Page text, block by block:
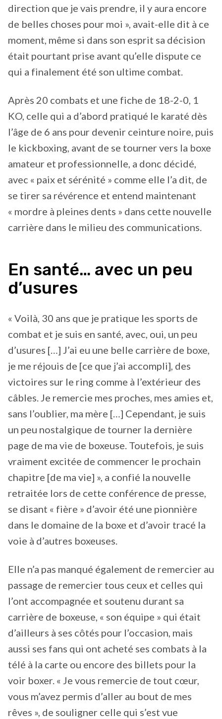
direction que je vais prendre, il y aura encore
de belles choses pour moi », avait-elle dit à ce
moment, même si dans son esprit sa décision
était pourtant prise avant qu’elle dispute ce
qui a finalement été son ultime combat.
Après 20 combats et une fiche de 18-2-0, 1
KO, celle qui a d’abord pratiqué le karaté dès
l’âge de 6 ans pour devenir ceinture noire, puis
le kickboxing, avant de se tourner vers la boxe
amateur et professionnelle, a donc décidé,
avec « paix et sérénité » comme elle l’a dit, de
se tirer sa révérence et entend maintenant
« mordre à pleines dents » dans cette nouvelle
carrière dans le milieu des communications.
En santé… avec un peu
d’usures
« Voilà, 30 ans que je pratique les sports de
combat et je suis en santé, avec, oui, un peu
d’usures […] J’ai eu une belle carrière de boxe,
je me réjouis de [ce que j’ai accompli], des
victoires sur le ring comme à l’extérieur des
câbles. Je remercie mes proches, mes amies et,
sans l’oublier, ma mère […] Cependant, je suis
un peu nostalgique de tourner la dernière
page de ma vie de boxeuse. Toutefois, je suis
vraiment excitée de commencer le prochain
chapitre [de ma vie] », a confié la nouvelle
retraitée lors de cette conférence de presse,
se disant « fière » d’avoir été une pionnière
dans le domaine de la boxe et d’avoir tracé la
voie à d’autres boxeuses.
Elle n’a pas manqué également de remercier au
passage de remercier tous ceux et celles qui
l’ont accompagnée et soutenu durant sa
carrière de boxeuse, « son équipe » qui était
d’ailleurs à ses côtés pour l’occasion, mais
aussi ses fans qui ont acheté ses combats à la
télé à la carte ou encore des billets pour la
voir boxer. « Je vous remercie de tout cœur,
vous m’avez permis d’aller au bout de mes
rêves », de souligner celle qui s’est vue